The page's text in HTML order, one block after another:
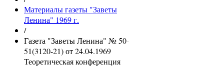
Материалы газеты "Заветы
Ленина" 1969 г.
/
Газета "Заветы Ленина" № 50-
51(3120-21) от 24.04.1969
Теоретическая конференция